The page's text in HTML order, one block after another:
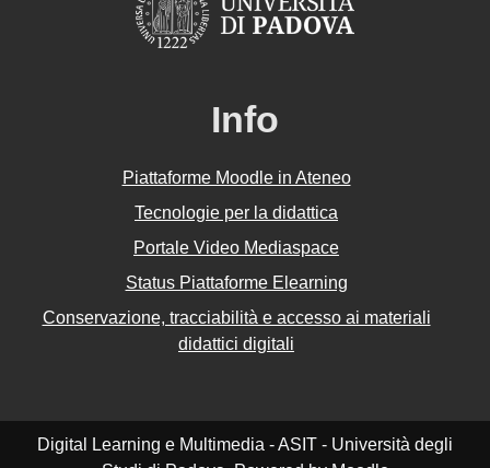
Info
Piattaforme Moodle in Ateneo
Tecnologie per la didattica
Portale Video Mediaspace
Status Piattaforme Elearning
Conservazione, tracciabilità e accesso ai materiali
didattici digitali
Digital Learning e Multimedia - ASIT - Università degli